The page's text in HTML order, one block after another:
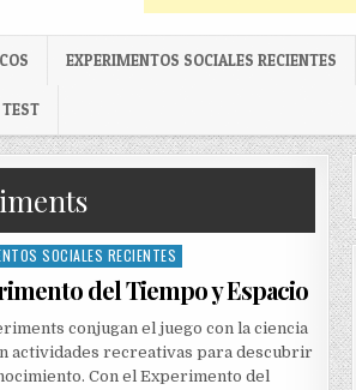
EXPERIMENTOS SOCIALES RECIENTES
TEST
SOCIALES RECIENTES
del Tiempo y Espacio
conjugan el juego con la ciencia
actividades recreativas para descubrir
Con el Experimento del